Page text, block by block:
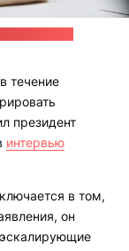
течение
президент
интервью
в том,
он